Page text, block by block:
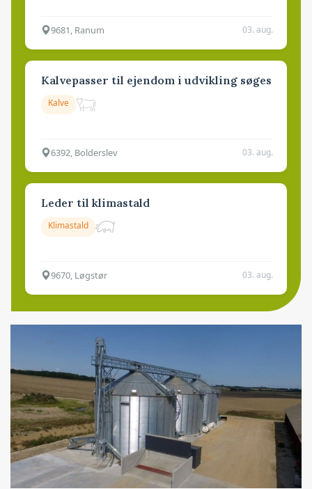
9681, Ranum 03. aug.
Kalvepasser til ejendom i udvikling søges
Kalve
6392, Bolderslev 03. aug.
Leder til klimastald
Klimastald
9670, Løgstør 03. aug.